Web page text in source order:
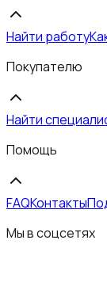
Найти работу
Покупателю
Найти
Помощь
FAQКонтакты
Мы в соцсетях